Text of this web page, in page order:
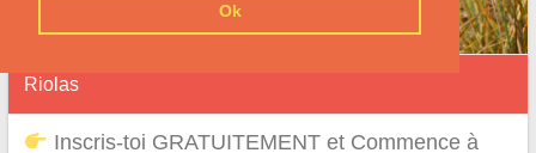
Ok
Riolas
Inscris-toi GRATUITEMENT et Commence à